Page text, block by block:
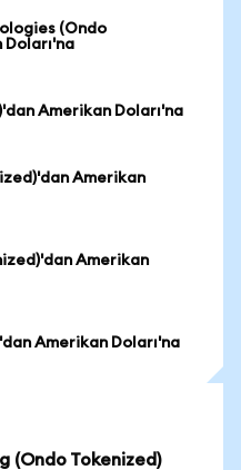
(Ondo
Amerikan Doları'na
Amerikan
Amerikan
Amerikan Doları'na
(Ondo Tokenized)